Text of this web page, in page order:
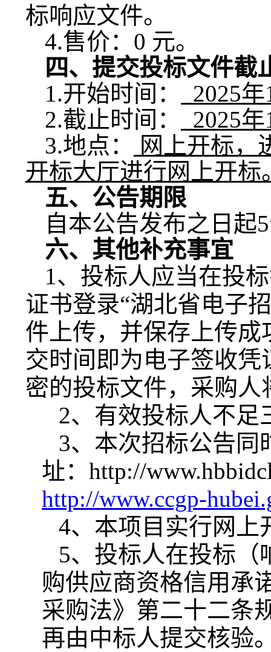
标响应文件。
4.售价： 0 元。
四、 提交投标文件截
1.开始时间：
2025年
2.截止时间：
2025年
3.地点：
网上开标，
开标大厅进行网上开标
五、公告期限
自本公告发布之日起
六、其他补充事宜
1、 投标人应当在投
证书登录“湖北省电子
件上传，并保存上传
交时间即为电子签收
密的投标文件，采购人
2、 有效投标人不足
3、 本次招标公告同
址： http://
http://www.ccgp-
4、 本项目实行网上
5、 投标人在投标（
购供应商资格信用承
采购法》第二十二条
再由中标人提交核验